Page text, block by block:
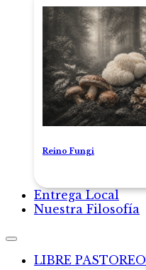
Reino Fungi
Entrega Local
Nuestra Filosofía
LIBRE PASTOREO